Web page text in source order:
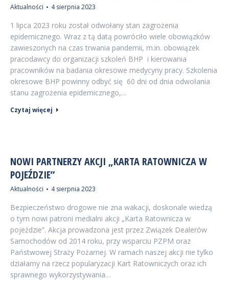
Aktualności 4 sierpnia 2023
1 lipca 2023 roku został odwołany stan zagrożenia
epidemicznego. Wraz z tą datą powróciło wiele obowiązków
zawieszonych na czas trwania pandemii, m.in. obowiązek
pracodawcy do organizacji szkoleń BHP i kierowania
pracowników na badania okresowe medycyny pracy. Szkolenia
okresowe BHP powinny odbyć się 60 dni od dnia odwołania
stanu zagrożenia epidemicznego,…
Czytaj więcej
NOWI PARTNERZY AKCJI „KARTA RATOWNICZA W
POJEŹDZIE”
Aktualności 4 sierpnia 2023
Bezpieczeństwo drogowe nie zna wakacji, doskonale wiedzą
o tym nowi patroni medialni akcji „Karta Ratownicza w
pojeździe”. Akcja prowadzona jest przez Związek Dealerów
Samochodów od 2014 roku, przy wsparciu PZPM oraz
Państwowej Straży Pożarnej. W ramach naszej akcji nie tylko
działamy na rzecz popularyzacji Kart Ratowniczych oraz ich
sprawnego wykorzystywania…